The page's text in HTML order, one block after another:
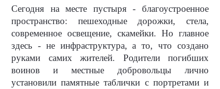
Сегодня на месте пустыря - благоустроенное
пространство: пешеходные дорожки, стела,
современное освещение, скамейки. Но главное
здесь - не инфраструктура, а то, что создано
руками самих жителей. Родители погибших
воинов и местные добровольцы лично
установили памятные таблички с портретами и